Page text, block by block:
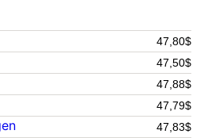
47,80$
47,50$
47,88$
47,79$
47,83$